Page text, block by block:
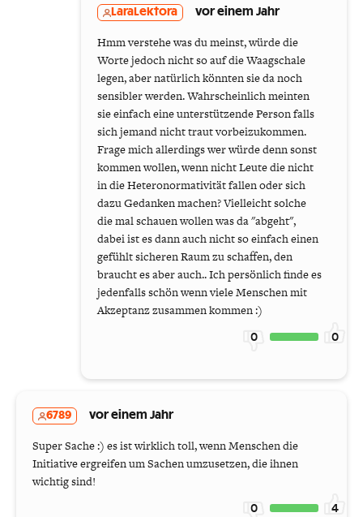
LaraLektora vor einem Jahr
Hmm verstehe was du meinst, würde die
Worte jedoch nicht so auf die Waagschale
legen, aber natürlich könnten sie da noch
sensibler werden. Wahrscheinlich meinten
sie einfach eine unterstützende Person falls
sich jemand nicht traut vorbeizukommen.
Frage mich allerdings wer würde denn sonst
kommen wollen, wenn nicht Leute die nicht
in die Heteronormativität fallen oder sich
dazu Gedanken machen? Vielleicht solche
die mal schauen wollen was da "abgeht",
dabei ist es dann auch nicht so einfach einen
gefühlt sicheren Raum zu schaffen, den
braucht es aber auch.. Ich persönlich finde es
jedenfalls schön wenn viele Menschen mit
Akzeptanz zusammen kommen :)
0 0
6789 vor einem Jahr
Super Sache :) es ist wirklich toll, wenn Menschen die
Initiative ergreifen um Sachen umzusetzen, die ihnen
wichtig sind!
0 4